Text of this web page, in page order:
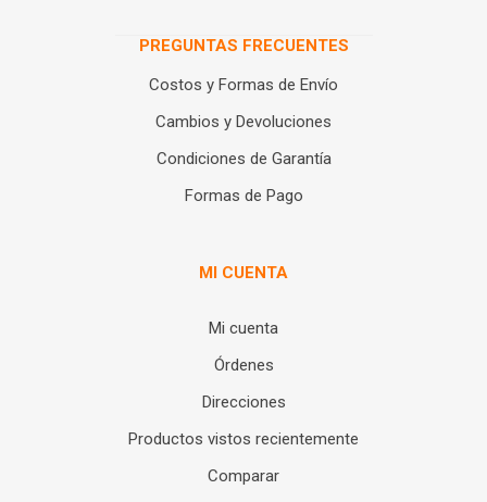
PREGUNTAS FRECUENTES
Costos y Formas de Envío
Cambios y Devoluciones
Condiciones de Garantía
Formas de Pago
MI CUENTA
Mi cuenta
Órdenes
Direcciones
Productos vistos recientemente
Comparar